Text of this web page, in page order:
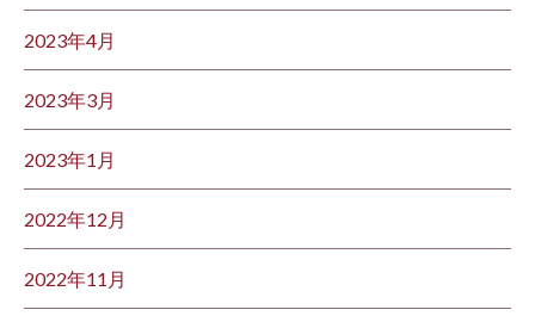
2023年4月
2023年3月
2023年1月
2022年12月
2022年11月